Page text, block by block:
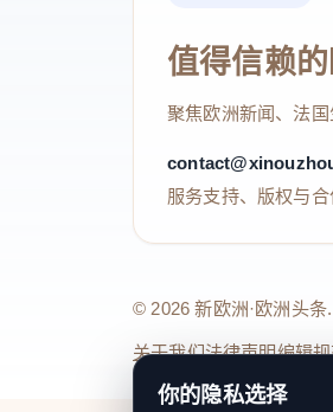
值得信赖
聚焦欧洲新闻、法
服务支持、版权与
© 2026 新欧洲·欧洲头
关于我们法律声明编辑
你的隐私选择